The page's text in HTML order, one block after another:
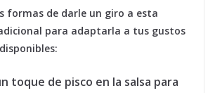
formas de darle un giro a esta
para adaptarla a tus gustos
toque de pisco en la salsa para